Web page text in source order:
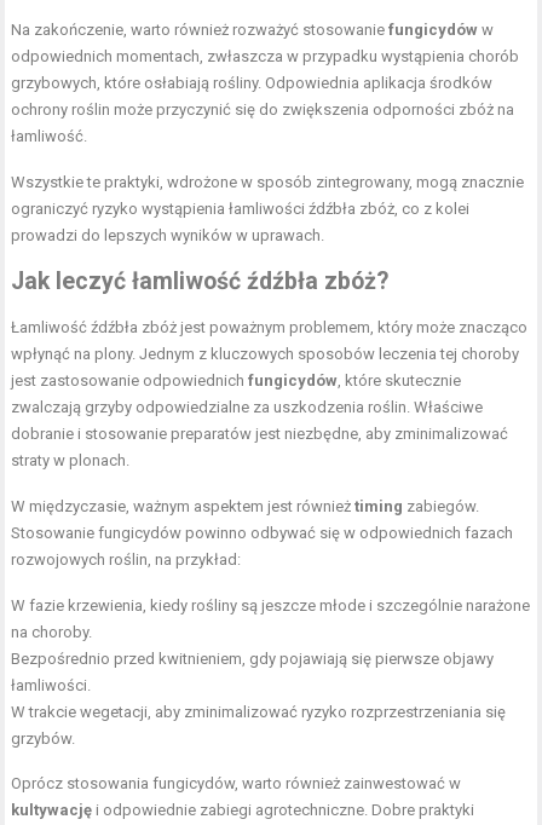
Na zakończenie, warto również rozważyć stosowaniefungicydów w
odpowiednich momentach, zwłaszcza w przypadku wystąpienia chorób
grzybowych, które osłabiają rośliny. Odpowiednia aplikacja środków
ochrony roślin może przyczynić się do zwiększenia odporności zbóż na
łamliwość.
Wszystkie te praktyki, wdrożone w sposób zintegrowany, mogą znacznie
ograniczyć ryzyko wystąpienia łamliwości źdźbła zbóż, co z kolei
prowadzi do lepszych wyników w uprawach.
Jak leczyć łamliwość źdźbła zbóż?
Łamliwość źdźbła zbóż jest poważnym problemem, który może znacząco
wpłynąć na plony. Jednym z kluczowych sposobów leczenia tej choroby
jest zastosowanie odpowiednichfungicydów, które skutecznie
zwalczają grzyby odpowiedzialne za uszkodzenia roślin. Właściwe
dobranie i stosowanie preparatów jest niezbędne, aby zminimalizować
straty w plonach.
W międzyczasie, ważnym aspektem jest równieżtiming zabiegów.
Stosowanie fungicydów powinno odbywać się w odpowiednich fazach
rozwojowych roślin, na przykład:
W fazie krzewienia, kiedy rośliny są jeszcze młode i szczególnie narażone
na choroby.
Bezpośrednio przed kwitnieniem, gdy pojawiają się pierwsze objawy
łamliwości.
W trakcie wegetacji, aby zminimalizować ryzyko rozprzestrzeniania się
grzybów.
Oprócz stosowania fungicydów, warto również zainwestować w
kultywację i odpowiednie zabiegi agrotechniczne. Dobre praktyki